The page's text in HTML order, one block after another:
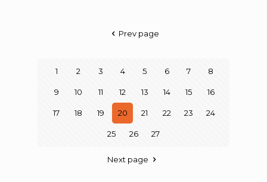
Prev page
1 2 3 4 5 6 7 8
9 10 11 12 13 14 15 16
17 18 19 20 21 22 23 24
25 26 27
Next page